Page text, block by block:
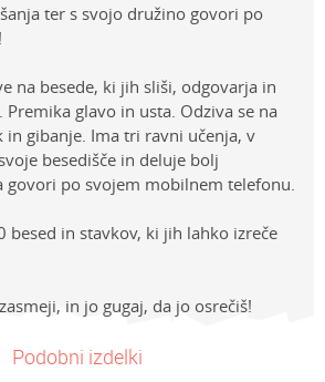
ter s svojo družino govori po
na besede, ki jih sliši, odgovarja in
glavo in usta. Odziva se na
in gibanje. Ima tri ravni učenja, v
besedišče in deluje bolj
govori po svojem mobilnem telefonu.
besed in stavkov, ki jih lahko izreče
in jo gugaj, da jo osrečiš!
PUNČKE
navodila za uporabo
Podobni izdelki